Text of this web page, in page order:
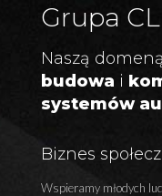
Grupa
Naszą
budowa i
systemów
Biznes
Wspieramy młodych